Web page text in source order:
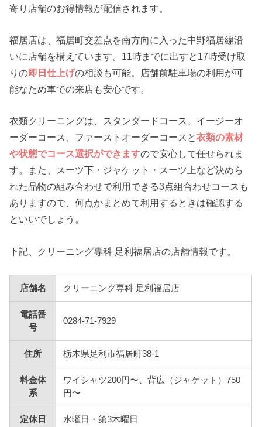
寄り店舗のお得情報が配信されます。
福居店は、福居町交差点を南方向に入った中野福居線沿
いに店舗を構えています。11時までに出すと17時受け取
りの即日仕上げの相談も可能。店舗前駐車場の利用が可
能なため車での来店も安心です。
衣類クリーニングは、スタンダードコース、イージーオ
ーダーコース、ファーストオーダーコースと衣類の素材
や状態でコース選択ができますので安心して任せられま
す。また、スーツ下・ジャケット・スーツ上など決めら
れた品物の組み合わせで利用できる3点組合わせコースも
ありますので、何点かまとめて利用するときは確認する
といいでしょう。
下記、クリーニング専科 足利福居店の店舗情報です。
店舗名 クリーニング専科 足利福居店
電話番
号
0284-71-7929
住所 栃木県足利市福居町38-1
料金体
系
ワイシャツ200円〜、背広（ジャケット）750
円〜
定休日 水曜日・第3木曜日